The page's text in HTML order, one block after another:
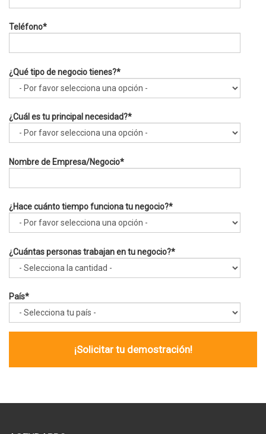
Teléfono*
¿Qué tipo de negocio tienes?*
¿Cuál es tu principal necesidad?*
Nombre de Empresa/Negocio*
¿Hace cuánto tiempo funciona tu negocio?*
¿Cuántas personas trabajan en tu negocio?*
País*